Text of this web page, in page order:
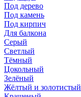
Под дерево
Под камень
Под кирпич
Для балкона
Серый
Светлый
Тёмный
Цокольный
Зелёный
Жёлтый и золотистый